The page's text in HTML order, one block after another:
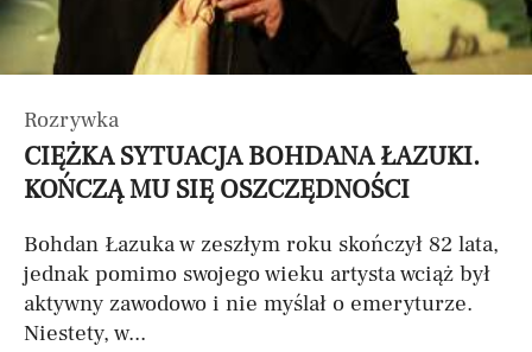
Rozrywka
CIĘŻKA SYTUACJA BOHDANA ŁAZUKI.
KOŃCZĄ MU SIĘ OSZCZĘDNOŚCI
Bohdan Łazuka w zeszłym roku skończył 82 lata,
jednak pomimo swojego wieku artysta wciąż był
aktywny zawodowo i nie myślał o emeryturze.
Niestety, w...